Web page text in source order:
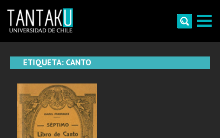
content
ETIQUETA: CANTO